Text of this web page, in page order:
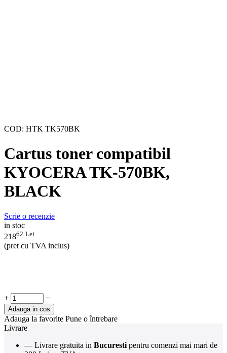
COD: HTK TK570BK
Cartus toner compatibil
KYOCERA TK-570BK,
BLACK
Scrie o recenzie
in stoc
21862 Lei
(pret cu TVA inclus)
+ −
Adauga in cos
Adauga la favorite Pune o întrebare
Livrare
— Livrare gratuita in Bucuresti pentru comenzi mai mari de